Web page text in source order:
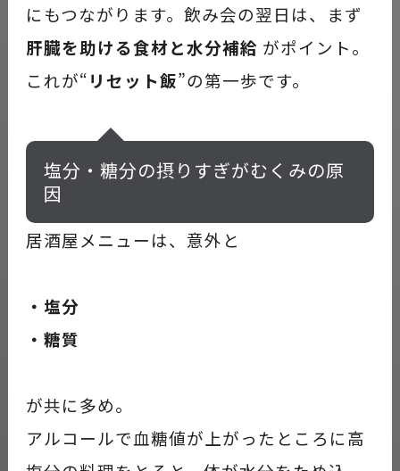
にもつながります。飲み会の翌日は、まず
肝臓を助ける食材と水分補給 がポイント。
これが“リセット飯”の第一歩です。
塩分・糖分の摂りすぎがむくみの原
因
居酒屋メニューは、意外と
・塩分
・糖質
が共に多め。
アルコールで血糖値が上がったところに高